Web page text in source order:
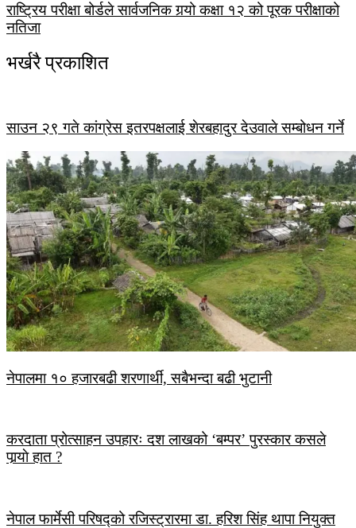
राष्ट्रिय परीक्षा बोर्डले सार्वजनिक गर्‍यो कक्षा १२ को पूरक परीक्षाको
नतिजा
भर्खरै प्रकाशित
साउन २९ गते कांग्रेस इतरपक्षलाई शेरबहादुर देउवाले सम्बोधन गर्ने
नेपालमा १० हजारबढी शरणार्थी, सबैभन्दा बढी भुटानी
करदाता प्रोत्साहन उपहारः दश लाखको ‘बम्पर’ पुरस्कार कसले
पार्‍याे हात ?
नेपाल फार्मेसी परिषद्को रजिस्ट्रारमा डा. हरिश सिंह थापा नियुक्त